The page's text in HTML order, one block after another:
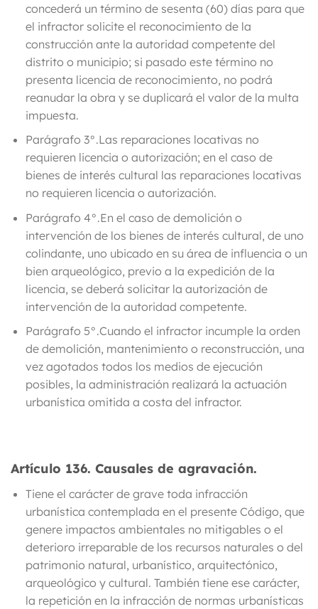
concederá un término de sesenta (60) días para que
el infractor solicite el reconocimiento de la
construcción ante la autoridad competente del
distrito o municipio; si pasado este término no
presenta licencia de reconocimiento, no podrá
reanudar la obra y se duplicará el valor de la multa
impuesta.
Parágrafo 3°.Las reparaciones locativas no
requieren licencia o autorización; en el caso de
bienes de interés cultural las reparaciones locativas
no requieren licencia o autorización.
Parágrafo 4°.En el caso de demolición o
intervención de los bienes de interés cultural, de uno
colindante, uno ubicado en su área de influencia o un
bien arqueológico, previo a la expedición de la
licencia, se deberá solicitar la autorización de
intervención de la autoridad competente.
Parágrafo 5°.Cuando el infractor incumple la orden
de demolición, mantenimiento o reconstrucción, una
vez agotados todos los medios de ejecución
posibles, la administración realizará la actuación
urbanística omitida a costa del infractor.
Artículo 136. Causales de agravación.
Tiene el carácter de grave toda infracción
urbanística contemplada en el presente Código, que
genere impactos ambientales no mitigables o el
deterioro irreparable de los recursos naturales o del
patrimonio natural, urbanístico, arquitectónico,
arqueológico y cultural. También tiene ese carácter,
la repetición en la infracción de normas urbanísticas